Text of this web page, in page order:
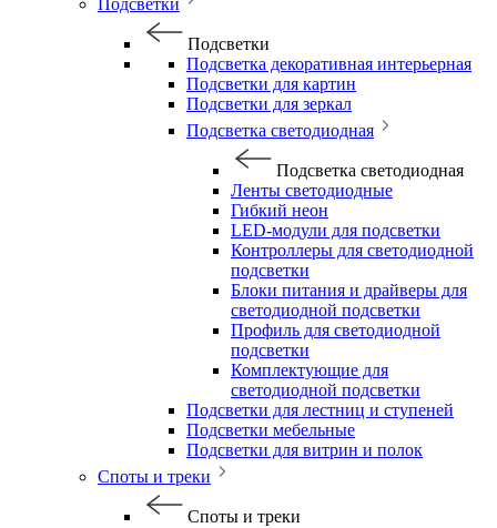
Подсветки
Подсветки
Подсветка декоративная интерьерная
Подсветки для картин
Подсветки для зеркал
Подсветка светодиодная
Подсветка светодиодная
Ленты светодиодные
Гибкий неон
LED-модули для подсветки
Контроллеры для светодиодной
подсветки
Блоки питания и драйверы для
светодиодной подсветки
Профиль для светодиодной
подсветки
Комплектующие для
светодиодной подсветки
Подсветки для лестниц и ступеней
Подсветки мебельные
Подсветки для витрин и полок
Споты и треки
Споты и треки